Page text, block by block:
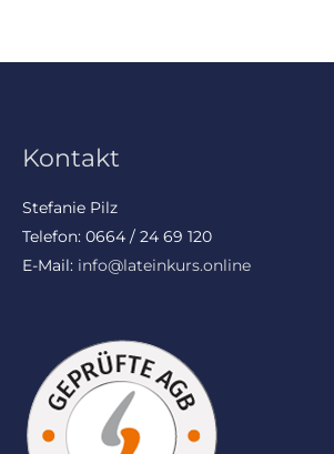
Kontakt
Stefanie Pilz
Telefon: 0664 / 24 69 120
E-Mail: info@lateinkurs.online